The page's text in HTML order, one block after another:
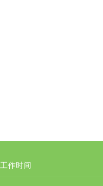
工作时间